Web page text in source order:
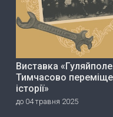
Виставка
Тимчасово
історії»
до 04 травня 2025